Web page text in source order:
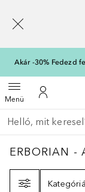
Akár -30% Fedezd
MenüMenü megnyitása
A
Menj vissza
Keresés végrehajtása
ERBORIAN -